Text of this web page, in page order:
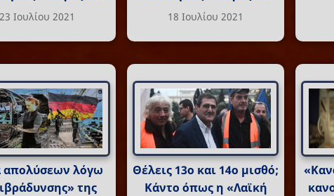
23 Ιουλίου 2021 18 Ιουλίου 2021
απολύσεων λόγω
της
Θέλεις 13ο και 14ο μισθό;
Κάντο όπως η «Λαϊκή